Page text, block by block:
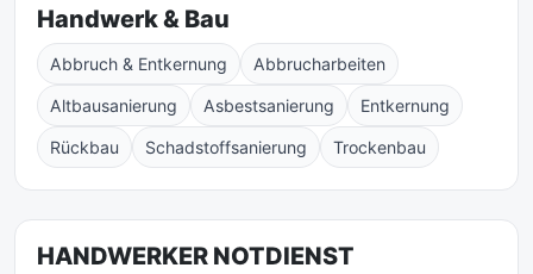
Handwerk & Bau
Abbruch & Entkernung Abbrucharbeiten
Altbausanierung Asbestsanierung Entkernung
Rückbau Schadstoffsanierung Trockenbau
HANDWERKER NOTDIENST